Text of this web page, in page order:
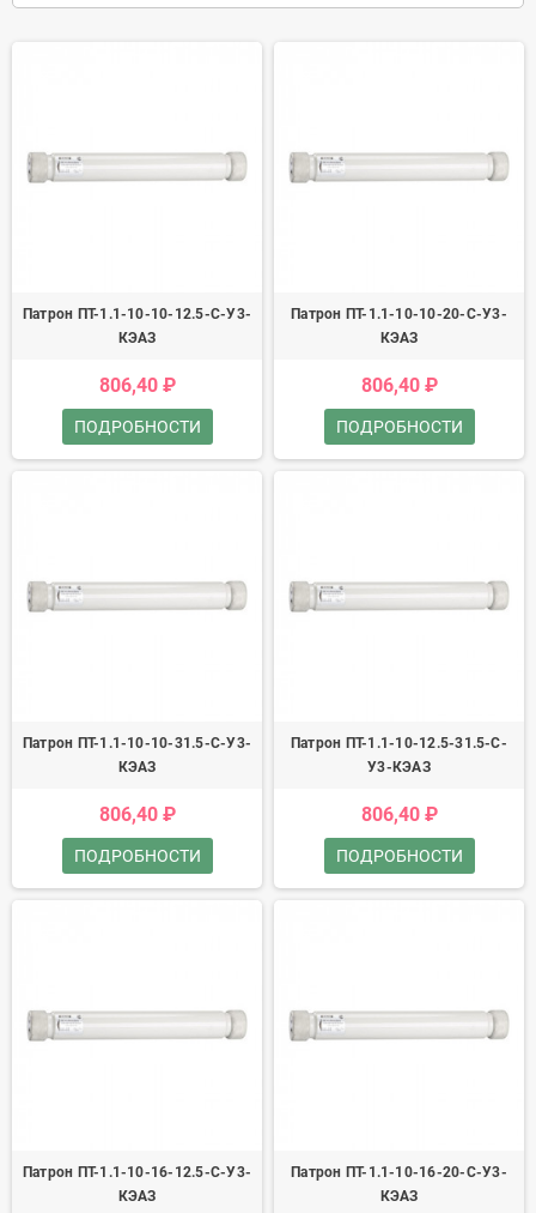
Патрон ПТ-1.1-10-10-12.5-С-У3-
КЭАЗ
806,40 ₽
ПОДРОБНОСТИ
Патрон ПТ-1.1-10-10-20-С-У3-
КЭАЗ
806,40 ₽
ПОДРОБНОСТИ
Патрон ПТ-1.1-10-10-31.5-С-У3-
КЭАЗ
806,40 ₽
ПОДРОБНОСТИ
Патрон ПТ-1.1-10-12.5-31.5-С-
У3-КЭАЗ
806,40 ₽
ПОДРОБНОСТИ
Патрон ПТ-1.1-10-16-12.5-С-У3-
КЭАЗ
Патрон ПТ-1.1-10-16-20-С-У3-
КЭАЗ